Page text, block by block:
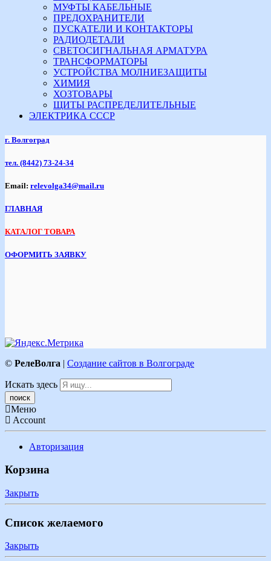
МУФТЫ КАБЕЛЬНЫЕ
ПРЕДОХРАНИТЕЛИ
ПУСКАТЕЛИ И КОНТАКТОРЫ
РАДИОДЕТАЛИ
СВЕТОСИГНАЛЬНАЯ АРМАТУРА
ТРАНСФОРМАТОРЫ
УСТРОЙСТВА МОЛНИЕЗАЩИТЫ
ХИМИЯ
ХОЗТОВАРЫ
ЩИТЫ РАСПРЕДЕЛИТЕЛЬНЫЕ
ЭЛЕКТРИКА СССР
г. Волгоград
тел. (8442) 73-24-34
Email: relevolga34@mail.ru
ГЛАВНАЯ
КАТАЛОГ ТОВАРА
ОФОРМИТЬ ЗАЯВКУ
© РелеВолга | Создание сайтов в Волгограде
Искать здесь
Меню
Account
Авторизация
Корзина
Закрыть
Список желаемого
Закрыть